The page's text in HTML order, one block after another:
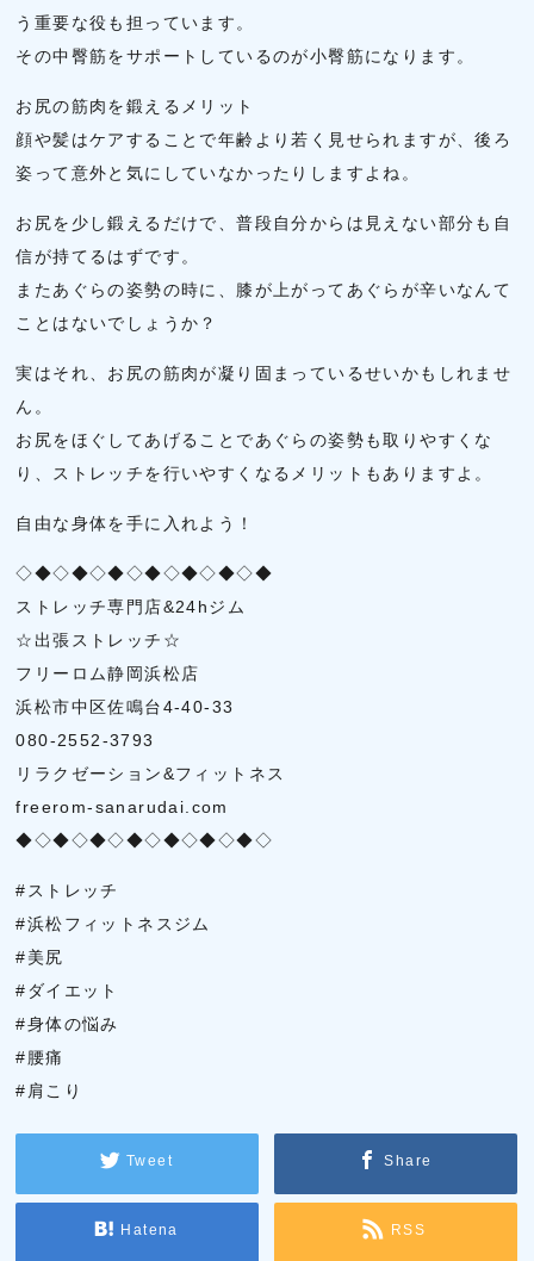
う重要な役も担っています。
その中臀筋をサポートしているのが小臀筋になります。
お尻の筋肉を鍛えるメリット
顔や髪はケアすることで年齢より若く見せられますが、後ろ
姿って意外と気にしていなかったりしますよね。
お尻を少し鍛えるだけで、普段自分からは見えない部分も自
信が持てるはずです。
またあぐらの姿勢の時に、膝が上がってあぐらが辛いなんて
ことはないでしょうか？
実はそれ、お尻の筋肉が凝り固まっているせいかもしれませ
ん。
お尻をほぐしてあげることであぐらの姿勢も取りやすくな
り、ストレッチを行いやすくなるメリットもありますよ。
自由な身体を手に入れよう！
◇◆◇◆◇◆◇◆◇◆◇◆◇◆
ストレッチ専門店&24hジム
☆出張ストレッチ☆
フリーロム静岡浜松店
浜松市中区佐鳴台4-40-33
080-2552-3793
リラクゼーション&フィットネス
freerom-sanarudai.com
◆◇◆◇◆◇◆◇◆◇◆◇◆◇
#ストレッチ
#浜松フィットネスジム
#美尻
#ダイエット
#身体の悩み
#腰痛
#肩こり
Tweet Share
Hatena RSS